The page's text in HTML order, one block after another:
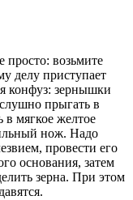
просто: возьмите
делу приступает
конфуз: зернышки
прыгать в
в мягкое желтое
нож. Надо
провести его
основания, затем
зерна. При этом